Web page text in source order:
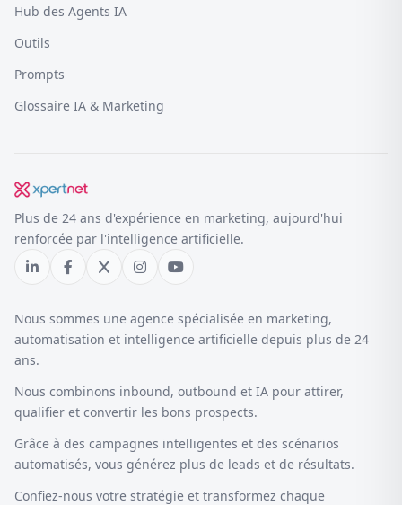
Hub des Agents IA
Outils
Prompts
Glossaire IA & Marketing
Plus de 24 ans d'expérience en marketing, aujourd'hui
renforcée par l'intelligence artificielle.
Nous sommes une agence spécialisée en marketing,
automatisation et intelligence artificielle depuis plus de 24
ans.
Nous combinons inbound, outbound et IA pour attirer,
qualifier et convertir les bons prospects.
Grâce à des campagnes intelligentes et des scénarios
automatisés, vous générez plus de leads et de résultats.
Confiez-nous votre stratégie et transformez chaque